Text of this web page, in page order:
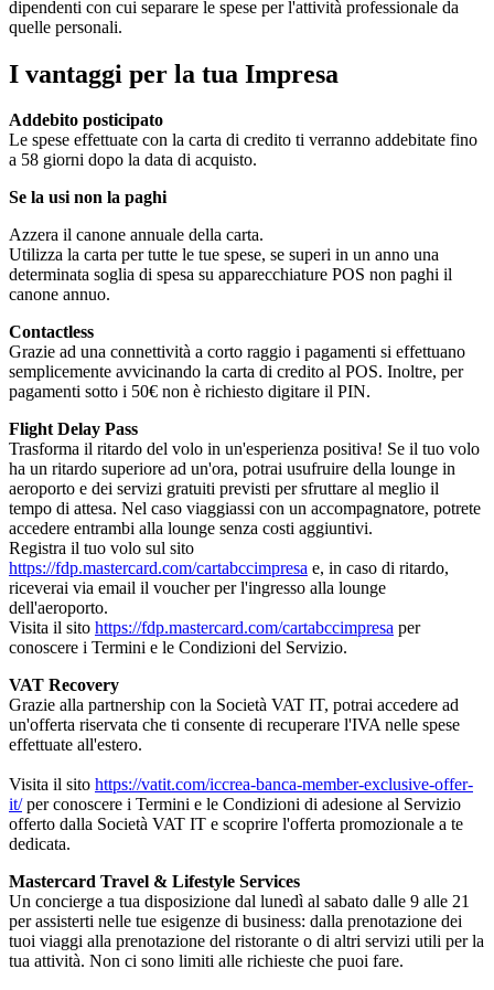
dipendenti con cui separare le spese per l'attività professionale da
quelle personali.
I vantaggi per la tua Impresa
Addebito posticipato
Le spese effettuate con la carta di credito ti verranno addebitate fino
a 58 giorni dopo la data di acquisto.
Se la usi non la paghi
Azzera il canone annuale della carta.
Utilizza la carta per tutte le tue spese, se superi in un anno una
determinata soglia di spesa su apparecchiature POS non paghi il
canone annuo.
Contactless
Grazie ad una connettività a corto raggio i pagamenti si effettuano
semplicemente avvicinando la carta di credito al POS. Inoltre, per
pagamenti sotto i 50€ non è richiesto digitare il PIN.
Flight Delay Pass
Trasforma il ritardo del volo in un'esperienza positiva! Se il tuo volo
ha un ritardo superiore ad un'ora, potrai usufruire della lounge in
aeroporto e dei servizi gratuiti previsti per sfruttare al meglio il
tempo di attesa. Nel caso viaggiassi con un accompagnatore, potrete
accedere entrambi alla lounge senza costi aggiuntivi.
Registra il tuo volo sul sito
https://fdp.mastercard.com/cartabccimpresa e, in caso di ritardo,
riceverai via email il voucher per l'ingresso alla lounge
dell'aeroporto.
Visita il sito https://fdp.mastercard.com/cartabccimpresa per
conoscere i Termini e le Condizioni del Servizio.
VAT Recovery
Grazie alla partnership con la Società VAT IT, potrai accedere ad
un'offerta riservata che ti consente di recuperare l'IVA nelle spese
effettuate all'estero.
Visita il sito https://vatit.com/iccrea-banca-member-exclusive-offer-
it/per conoscere i Termini e le Condizioni di adesione al Servizio
offerto dalla Società VAT IT e scoprire l'offerta promozionale a te
dedicata.
Mastercard Travel & Lifestyle Services
Un concierge a tua disposizione dal lunedì al sabato dalle 9 alle 21
per assisterti nelle tue esigenze di business: dalla prenotazione dei
tuoi viaggi alla prenotazione del ristorante o di altri servizi utili per la
tua attività. Non ci sono limiti alle richieste che puoi fare.